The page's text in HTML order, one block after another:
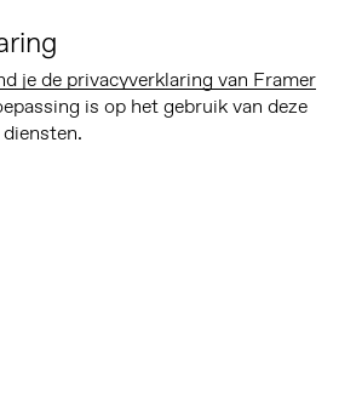
je de privacyverklaring van Framer
is op het gebruik van deze